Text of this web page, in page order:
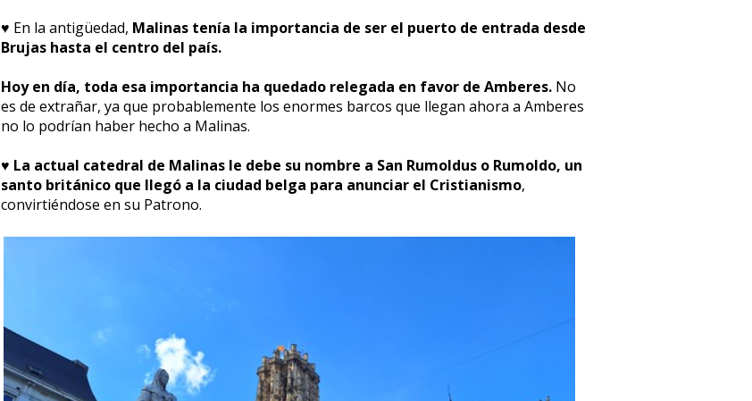
♥️ En la antigüedad, Malinas tenía la importancia de ser el puerto de entrada desde
Brujas hasta el centro del país.
Hoy en día, toda esa importancia ha quedado relegada en favor de Amberes. No
es de extrañar, ya que probablemente los enormes barcos que llegan ahora a Amberes
no lo podrían haber hecho a Malinas.
♥️ La actual catedral de Malinas le debe su nombre a San Rumoldus o Rumoldo, un
santo británico que llegó a la ciudad belga para anunciar el Cristianismo,
convirtiéndose en su Patrono.